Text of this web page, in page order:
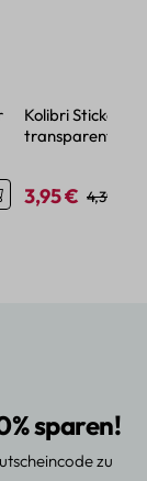
Kolibri Sticker
transparent – 50
Verkaufspreis:
3,95 € 4,39 €
sparen!
zu